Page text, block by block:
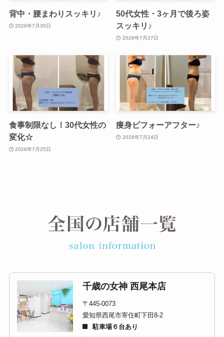
背中・腰まわりスッキリ♪
2026年7月30日
50代女性・3ヶ月で後ろ姿
スッキリ♪
2026年7月27日
食事制限なし！30代女性の
変化☆
2026年7月25日
痩身ビフォーアフター♪
2026年7月24日
千歳の女神 西尾本店
〒445-0073
愛知県西尾市寄住町下田8-2
駐車場６台あり